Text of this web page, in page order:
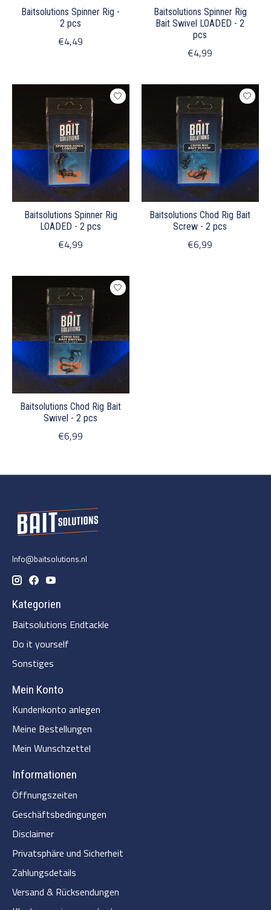
Baitsolutions Spinner Rig -
2 pcs
€4,49
Baitsolutions Spinner Rig
Bait Swivel LOADED - 2
pcs
€4,99
Baitsolutions Spinner Rig
LOADED - 2 pcs
€4,99
Baitsolutions Chod Rig Bait
Screw - 2 pcs
€6,99
Baitsolutions Chod Rig Bait
Swivel - 2 pcs
€6,99
Info@baitsolutions.nl
Kategorien
Baitsolutions Endtackle
Do it yourself
Sonstiges
Mein Konto
Kundenkonto anlegen
Meine Bestellungen
Mein Wunschzettel
Informationen
Öffnungszeiten
Geschäftsbedingungen
Disclaimer
Privatsphäre und Sicherheit
Zahlungsdetails
Versand & Rücksendungen